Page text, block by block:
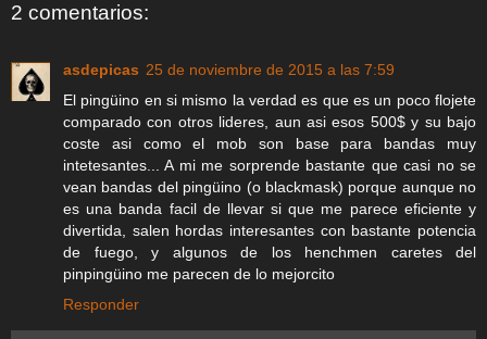
2 comentarios:
asdepicas 25 de noviembre de 2015 a las 7:59
El pingüino en si mismo la verdad es que es un poco flojete
comparado con otros lideres, aun asi esos 500$ y su bajo
coste asi como el mob son base para bandas muy
intetesantes... A mi me sorprende bastante que casi no se
vean bandas del pingüino (o blackmask) porque aunque no
es una banda facil de llevar si que me parece eficiente y
divertida, salen hordas interesantes con bastante potencia
de fuego, y algunos de los henchmen caretes del
pinpingüino me parecen de lo mejorcito
Responder